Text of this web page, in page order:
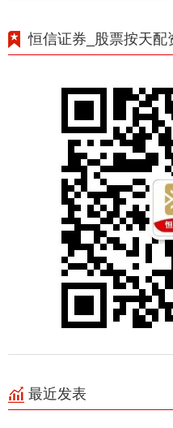
恒信证券_股票按天配
最近发表